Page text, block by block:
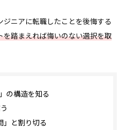
ニアに転職したことを後悔する
を踏まえれば悔いのない選択を取
の構造を知る
」と割り切る